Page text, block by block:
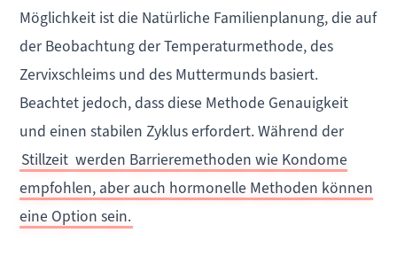
Möglichkeit ist die Natürliche Familienplanung, die auf
der Beobachtung der Temperaturmethode, des
Zervixschleims und des Muttermunds basiert.
Beachtet jedoch, dass diese Methode Genauigkeit
und einen stabilen Zyklus erfordert. Während der
Stillzeit werden Barrieremethoden wie Kondome
empfohlen, aber auch hormonelle Methoden können
eine Option sein.